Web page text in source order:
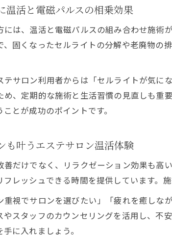
温活エ
痩身エス
温活と電磁パルスの相乗効果
には、温活と電磁パルスの組み合わせ施術
、固くなったセルライトの分解や老廃物の
テサロン利用者からは「セルライトが気に
め、定期的な施術と生活習慣の見直しも重
とが成功のポイントです。
も叶うエステサロン温活体験
善だけでなく、リラクゼーション効果も高
フレッシュできる時間を提供しています。
重視でサロンを選びたい」「疲れを癒し
やスタッフのカウンセリングを活用し、不
に入れましょう。